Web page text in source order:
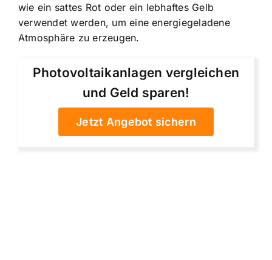
wie ein sattes Rot oder ein lebhaftes Gelb
verwendet werden, um eine energiegeladene
Atmosphäre zu erzeugen.
Photovoltaikanlagen vergleichen
und Geld sparen!
Jetzt Angebot sichern